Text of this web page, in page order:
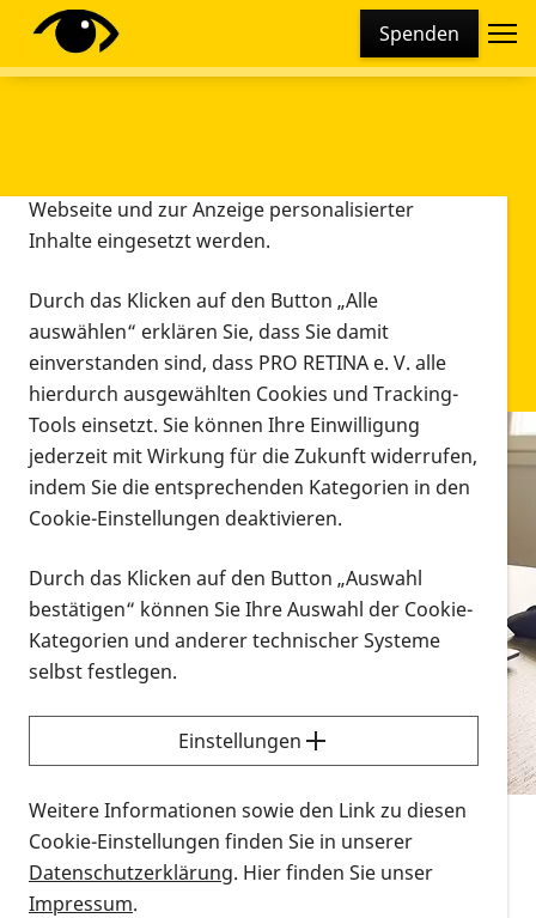
Spenden
Infomaterial
Infomaterial
Vorlesen
Alle Infomaterialien in verschiedenen
Formaten an einem Ort
Sie möchten wissen, wie Sie nach Infonmaterial
suchen und dieses bestellen bzw. herunterladen
können? Schauen Sie sich dieErklärvideos zum
Thema Infomaterial auf der PRO RETINA-Website
für blinde und sehbehinderte Menschen an.
Auf dieser Seite finden Sie sämtliches Infomaterial
Diese Webseite setzt verschiedene Cookies und
Tracking-Tools ein. Dies beinhaltet Cookies und
Webseite und zur Anzeige personalisierter
Inhalte eingesetzt werden.
Durch das Klicken auf den Button „Alle
auswählen“ erklären Sie, dass Sie damit
einverstanden sind, dass PRO RETINA e. V. alle
hierdurch ausgewählten Cookies und Tracking-
Tools einsetzt. Sie können Ihre Einwilligung
jederzeit mit Wirkung für die Zukunft widerrufen,
indem Sie die entsprechenden Kategorien in den
Cookie-Einstellungen deaktivieren.
Durch das Klicken auf den Button „Auswahl
bestätigen“ können Sie Ihre Auswahl der Cookie-
Kategorien und anderer technischer Systeme
selbst festlegen.
Einstellungen
Weitere Informationen sowie den Link zu diesen
Cookie-Einstellungen finden Sie in unserer
Datenschutzerklärung. Hier finden Sie unser
Impressum.